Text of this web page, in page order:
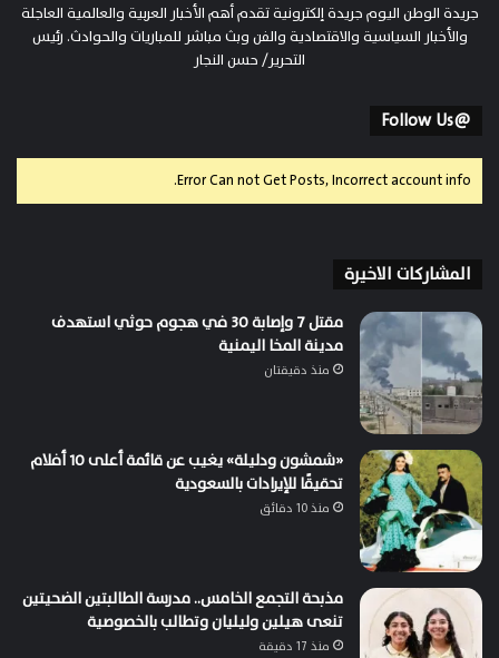
جريدة الوطن اليوم جريدة إلكترونية تقدم أهم الأخبار العربية والعالمية العاجلة
والأخبار السياسية والاقتصادية والفن وبث مباشر للمباريات والحوادث. رئيس
التحرير/ حسن النجار
@Follow Us
Error Can not Get Posts, Incorrect account info.
المشاركات الاخيرة
مقتل 7 وإصابة 30 في هجوم حوثي استهدف
مدينة المخا اليمنية
منذ دقيقتان
«شمشون ودليلة» يغيب عن قائمة أعلى 10 أفلام
تحقيقًا للإيرادات بالسعودية
منذ 10 دقائق
مذبحة التجمع الخامس.. مدرسة الطالبتين الضحيتين
تنعى هيلين وليليان وتطالب بالخصوصية
منذ 17 دقيقة